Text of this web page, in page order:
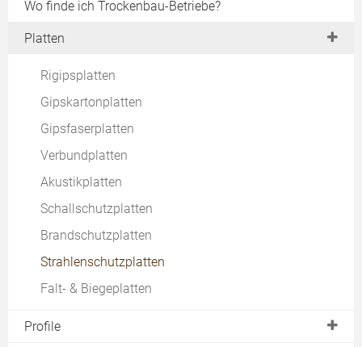
Akustik
Wo finde ich Trockenbau-Betriebe?
Platten
Rigipsplatten
Gipskartonplatten
Gipsfaserplatten
Verbundplatten
Akustikplatten
Schallschutzplatten
Brandschutzplatten
Strahlenschutzplatten
Falt- & Biegeplatten
Profile